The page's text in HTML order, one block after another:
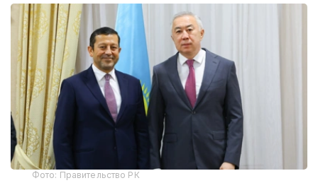
Фото: Правительство РК